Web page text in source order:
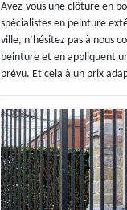
Avez-vous une clôture en
spécialistes en peinture
ville, n’hésitez pas à nous
peinture et en appliquent
prévu. Et cela à un prix